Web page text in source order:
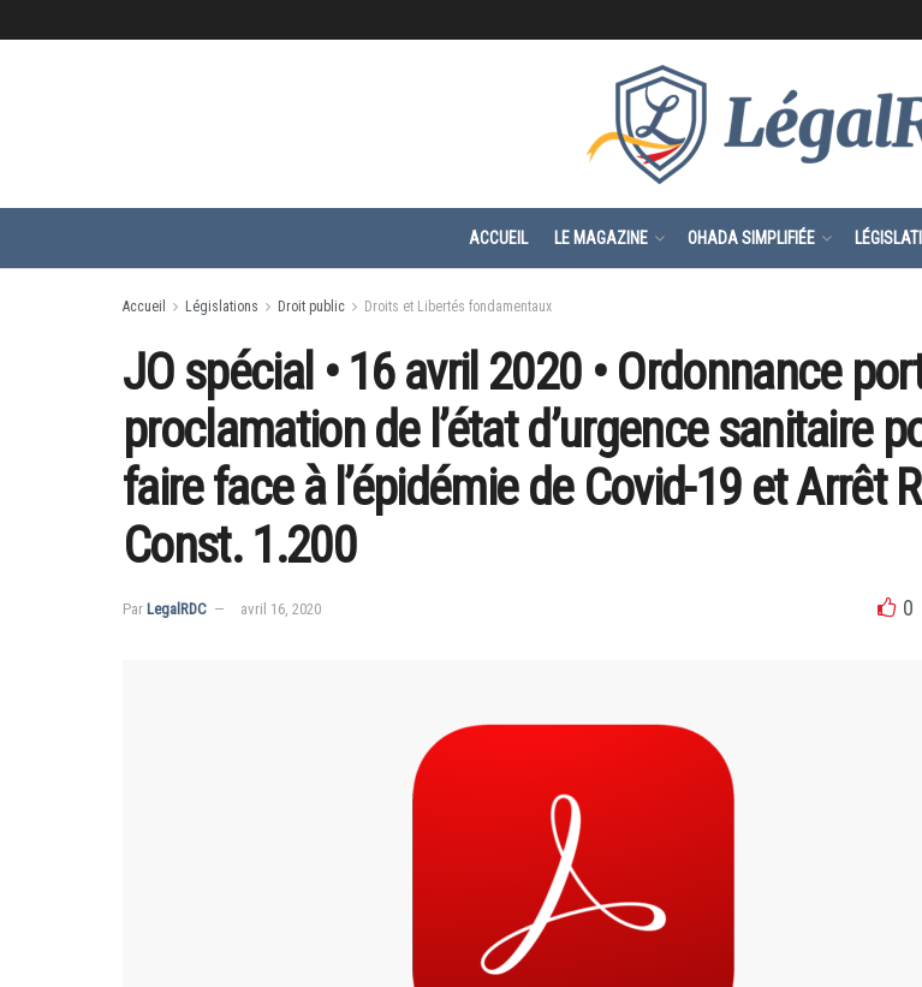
ACCUEIL LE MAGAZINE OHADA SIMPLIFIÉE
Accueil Législations Droit public Droits et Libertés fondamentaux
JO spécial • 16 avril 2020 • Ordonnance
proclamation de l’état d’urgence sanitaire
faire face à l’épidémie de Covid-19 et Arrêt
Const. 1.200
Par LegalRDC avril 16, 2020 0